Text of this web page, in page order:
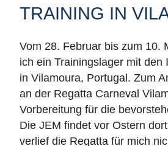
TRAINING IN
Vom 28. Februar bis zum 10.
ich ein Trainingslager mit den
in Vilamoura, Portugal. Zum
an der Regatta Carneval
Vorbereitung für die
Die JEM findet vor Ostern
verlief die Regatta für mich